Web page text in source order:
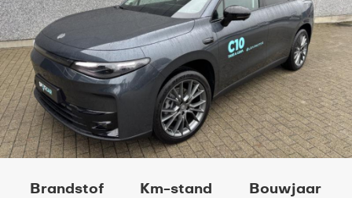
Brandstof Km-stand Bouwjaar